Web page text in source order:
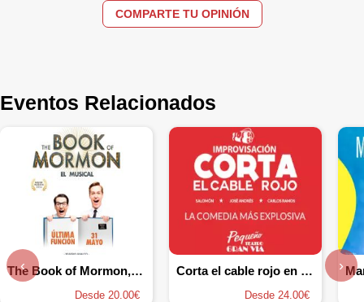
COMPARTE TU OPINIÓN
Eventos Relacionados
The Book of Mormon, el musical
Desde 20.00€
Corta el cable rojo en Madrid
Desde 24.00€
‹ ›